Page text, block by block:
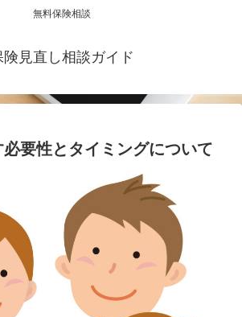
無料保険相談
険見直し相談ガイド
要性とタイミングについて